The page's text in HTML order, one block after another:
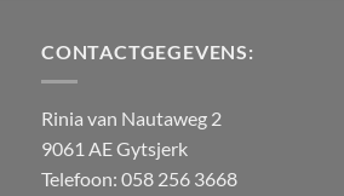
CONTACTGEGEVENS:
Rinia van Nautaweg 2
9061 AE Gytsjerk
Telefoon: 058 256 3668